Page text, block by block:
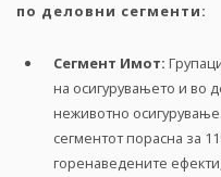
по деловни сегменти:
Сегмент Имот:
на осигурувањето и во
неживотно
сегментот порасна за
горенаведените